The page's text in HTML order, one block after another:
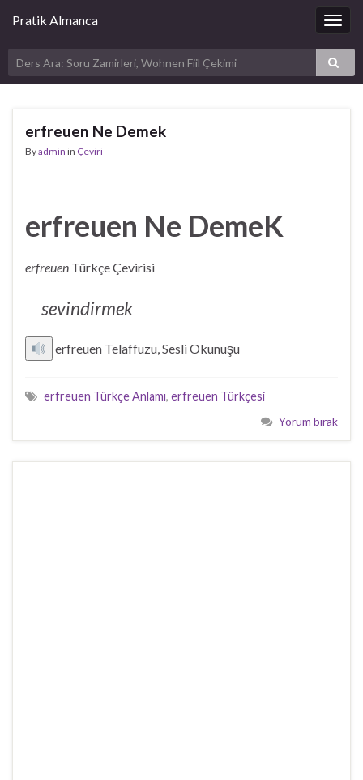
Pratik Almanca
erfreuen Ne Demek
Byadmin in Çeviri
erfreuen Ne DemeK
erfreuen Türkçe Çevirisi
sevindirmek
erfreuen Telaffuzu, Sesli Okunuşu
erfreuen Türkçe Anlamı, erfreuen Türkçesi
Yorum bırak